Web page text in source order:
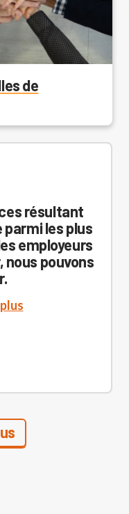
de
résultant
parmi les plus
employeurs
nous pouvons